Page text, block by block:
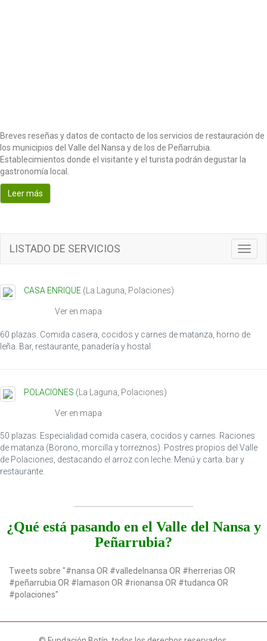
Breves reseñas y datos de contacto de los servicios de restauración de
los municipios del Valle del Nansa y de los de Peñarrubia.
Establecimientos donde el visitante y el turista podrán degustar la
gastronomía local.
Leer más
LISTADO DE SERVICIOS
CASA ENRIQUE ( La Laguna Polaciones)
Ver en mapa
60 plazas. Comida casera, cocidos y carnes de matanza, horno de
leña. Bar, restaurante, panadería y hostal.
POLACIONES ( La Laguna Polaciones)
Ver en mapa
50 plazas. Especialidad comida casera, cocidos y carnes. Raciones
de matanza (Borono, morcilla y torreznos). Postres propios del Valle
de Polaciones, destacando el arroz con leche. Menú y carta. bar y
restaurante.
¿Qué está pasando en el Valle del Nansa y
Peñarrubia?
Tweets sobre "#nansa OR #valledelnansa OR #herrerias OR
#peñarrubia OR #lamason OR #rionansa OR #tudanca OR
#polaciones"